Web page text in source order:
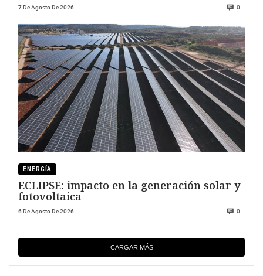
7 De Agosto De 2026 0
ENERGÍA
ECLIPSE: impacto en la generación solar y
fotovoltaica
6 De Agosto De 2026 0
CARGAR MÁS